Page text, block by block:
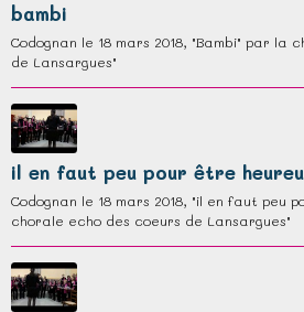
bambi
Codognan le 18 mars 2018, "Bambi" par la
de Lansargues"
il en faut peu pour être
Codognan le 18 mars 2018, "il en faut peu
chorale echo des coeurs de Lansargues"